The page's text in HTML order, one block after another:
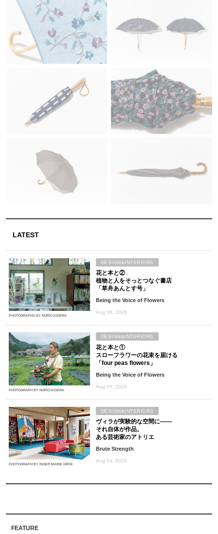
LATEST
PHOTOGRAPHS BY NORIO KIDERA
花と本と②
植物と人をそっとつなぐ書店
「草舟あんとす号」
Being the Voice of Flowers
Aug 06, 2026
DESIGN&INTERIORS
PHOTOGRAPH BY NORIO KIDERA
花と本と①
スローフラワーの花束を届ける
「four peas flowers」
Being the Voice of Flowers
Aug 05, 2026
DESIGN&INTERIORS
PHOTOGRAPH BY INGER MARIE GRINI
ヴィラが実験的な空間に――
それ自体が作品。
ある芸術家のアトリエ
Brute Strength
Aug 04, 2026
DESIGN&INTERIORS
FEATURE